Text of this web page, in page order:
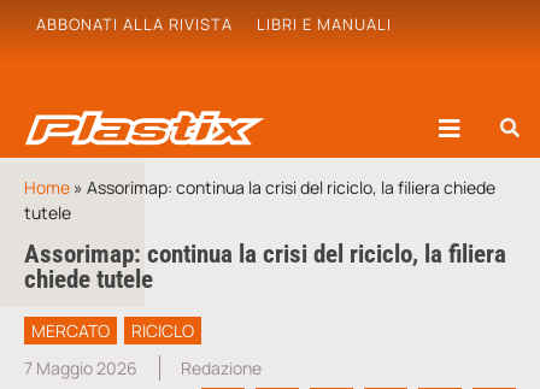
ABBONATI ALLA RIVISTA LIBRI E MANUALI
Home » Assorimap: continua la crisi del riciclo, la filiera chiede
tutele
Assorimap: continua la crisi del riciclo, la filiera
chiede tutele
MERCATO
RICICLO
7 Maggio 2026
Redazione